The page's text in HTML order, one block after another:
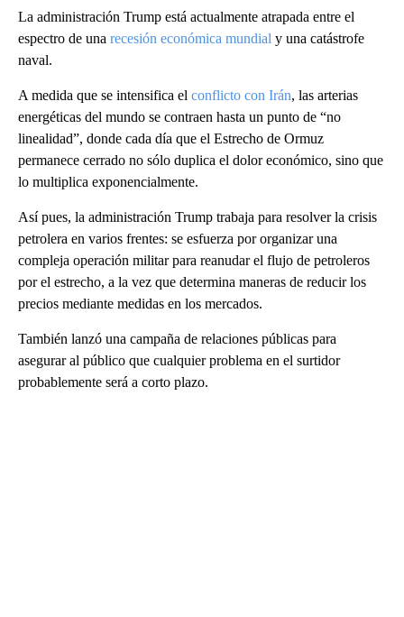
La administración Trump está actualmente atrapada entre el
espectro de una recesión económica mundial y una catástrofe
naval.
A medida que se intensifica el conflicto con Irán, las arterias
energéticas del mundo se contraen hasta un punto de “no
linealidad”, donde cada día que el Estrecho de Ormuz
permanece cerrado no sólo duplica el dolor económico, sino que
lo multiplica exponencialmente.
Así pues, la administración Trump trabaja para resolver la crisis
petrolera en varios frentes: se esfuerza por organizar una
compleja operación militar para reanudar el flujo de petroleros
por el estrecho, a la vez que determina maneras de reducir los
precios mediante medidas en los mercados.
También lanzó una campaña de relaciones públicas para
asegurar al público que cualquier problema en el surtidor
probablemente será a corto plazo.